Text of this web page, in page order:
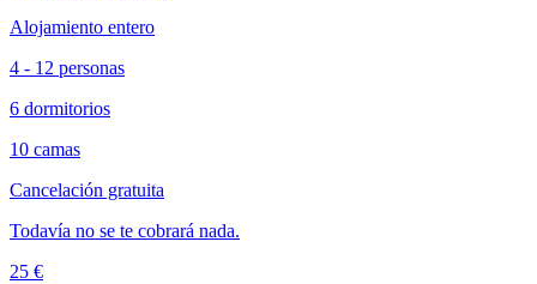
Alojamiento entero
4 - 12 personas
6 dormitorios
10 camas
Cancelación gratuita
Todavía no se te cobrará nada.
25 €